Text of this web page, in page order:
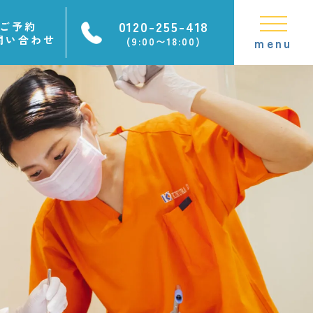
ご予約
い合わせ
0120-255-418
(9:00〜18:00) menu